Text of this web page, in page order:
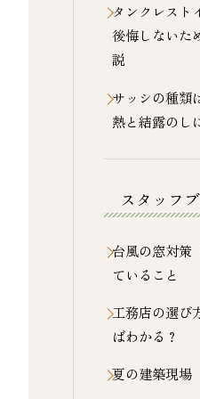
タンクレスト
後悔しないた
説
サッシの種
熱と結露のし
スタッフ
台風の窓対策
ていること
工務店の選
ばわかる？
夏の建築現